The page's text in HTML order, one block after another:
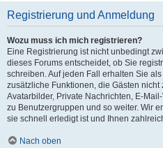
Registrierung und Anmeldung
Wozu muss ich mich registrieren?
Eine Registrierung ist nicht unbedingt
dieses Forums entscheidet, ob Sie
schreiben. Auf jeden Fall erhalten Sie
zusätzliche Funktionen, die Gästen nicht
Avatarbilder, Private Nachrichten, E-
zu Benutzergruppen und so weiter. Wir
sie schnell erledigt ist und Ihnen
Nach oben